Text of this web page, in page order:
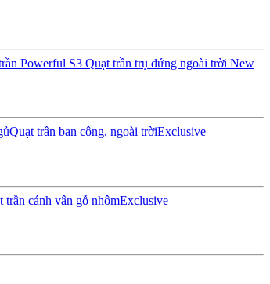
Powerful S3 Quạt trần trụ đứng ngoài trời New
Quạt trần ban công, ngoài trờiExclusive
trần cánh vân gỗ nhômExclusive